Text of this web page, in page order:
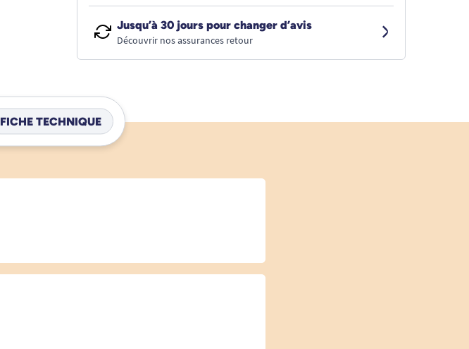
Jusqu’à 30 jours pour changer d’avis
Découvrir nos assurances retour
FICHE TECHNIQUE